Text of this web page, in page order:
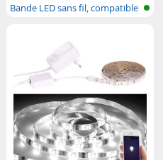
Bande LED sans fil, compatible